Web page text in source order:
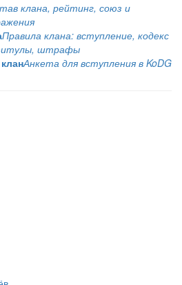
клана, рейтинг, союз и
Правила клана: вступление, кодекс
штрафы
Анкета для вступления в KoDG